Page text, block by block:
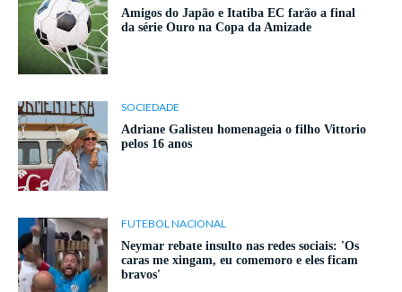
Amigos do Japão e Itatiba EC farão a final
da série Ouro na Copa da Amizade
SOCIEDADE
Adriane Galisteu homenageia o filho Vittorio
pelos 16 anos
FUTEBOL NACIONAL
Neymar rebate insulto nas redes sociais: 'Os
caras me xingam, eu comemoro e eles ficam
bravos'